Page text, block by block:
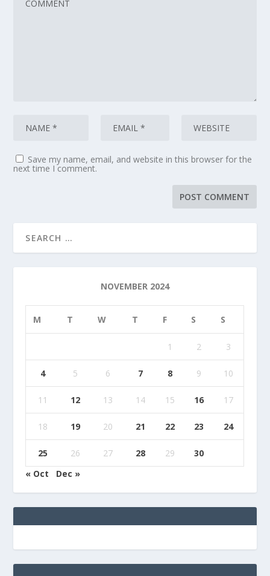
Save my name, email, and website in this browser for the
next time I comment.
NOVEMBER 2024
M T W T F S S
1 2 3
4 5 6 7 8 9 10
11 12 13 14 15 16 17
18 19 20 21 22 23 24
25 26 27 28 29
30
« Oct
Dec »